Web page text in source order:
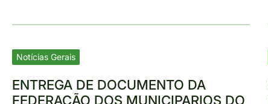
Notícias Gerais
ENTREGA DE DOCUMENTO DA
FEDERAÇÃO DOS MUNICIPARIOS DO